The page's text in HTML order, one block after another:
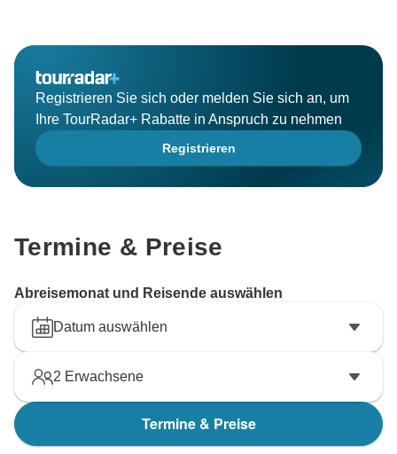
Registrieren Sie sich oder melden Sie sich an, um
Ihre TourRadar+ Rabatte in Anspruch zu nehmen
Registrieren
Termine & Preise
Abreisemonat und Reisende auswählen
Datum auswählen
2 Erwachsene
Termine & Preise